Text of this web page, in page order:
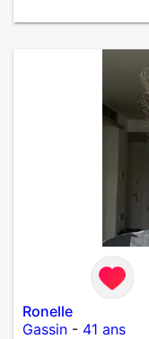
Ronelle
Gassin - 41 ans